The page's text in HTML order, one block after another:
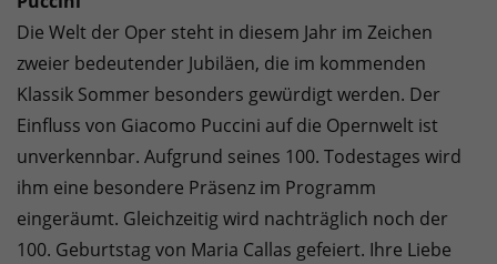
Die Welt der Oper steht in diesem Jahr im Zeichen
zweier bedeutender Jubiläen, die im kommenden
Klassik Sommer besonders gewürdigt werden. Der
Einfluss von Giacomo Puccini auf die Opernwelt ist
unverkennbar. Aufgrund seines 100. Todestages wird
ihm eine besondere Präsenz im Programm
eingeräumt. Gleichzeitig wird nachträglich noch der
100. Geburtstag von Maria Callas gefeiert. Ihre Liebe